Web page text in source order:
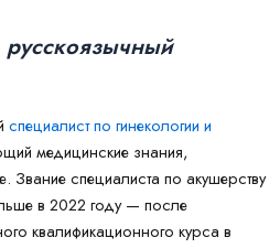
русскоязычный
специалист по гинекологии и
медицинские знания,
Звание специалиста по акушерству
в 2022 году — после
квалификационного курса в